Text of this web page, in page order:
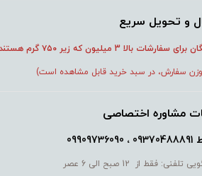
و تحویل سریع
سفارشات بالا 3 میلیون که زیر ۷۵۰ گرم هستند
سفارش، در سبد خرید قابل مشاهده است)
مشاوره اختصاصی
09370488891 ، 09909736090
فقط از 12 صبح الی 6 عصر